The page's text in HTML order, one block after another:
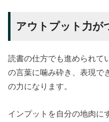
アウトプット力が
読書の仕方でも進められて
の言葉に噛み砕き、表現で
の力になります。
インプットを自分の地肉に